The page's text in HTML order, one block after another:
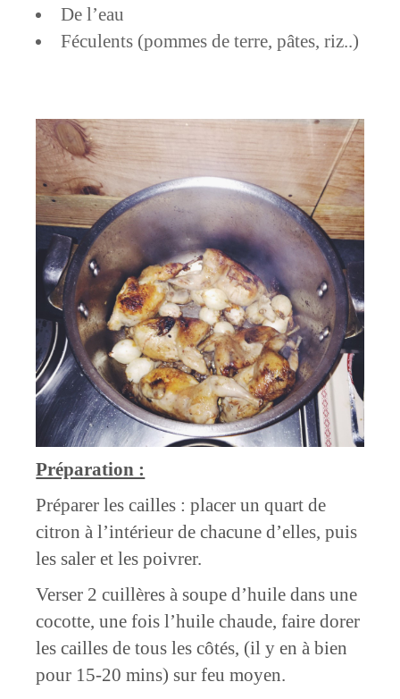
De l’eau
Féculents (pommes de terre, pâtes, riz..)
Préparation :
Préparer les cailles : placer un quart de
citron à l’intérieur de chacune d’elles, puis
les saler et les poivrer.
Verser 2 cuillères à soupe d’huile dans une
cocotte, une fois l’huile chaude, faire dorer
les cailles de tous les côtés, (il y en à bien
pour 15-20 mins) sur feu moyen.